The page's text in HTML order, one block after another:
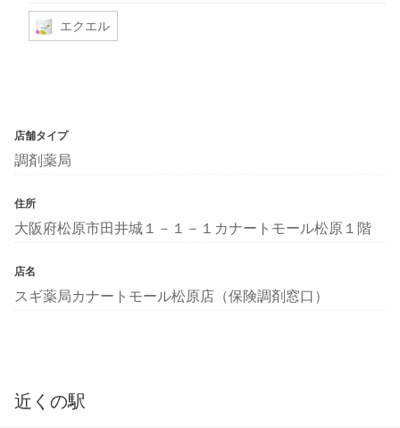
エクエル
店舗タイプ
調剤薬局
住所
大阪府松原市田井城１－１－１カナートモール松原１階
店名
スギ薬局カナートモール松原店（保険調剤窓口）
近くの駅